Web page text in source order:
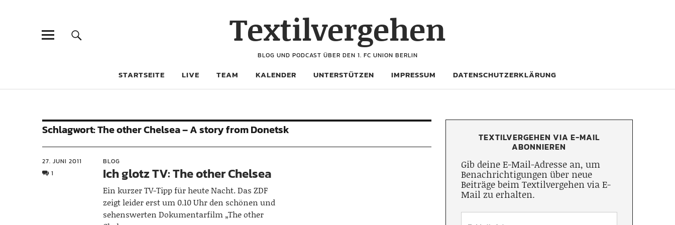
Textilvergehen
BLOG UND PODCAST ÜBER DEN 1. FC UNION BERLIN
STARTSEITE LIVE TEAM KALENDER UNTERSTÜTZEN IMPRESSUM DATENSCHUTZERKLÄRUNG
Schlagwort:The other Chelsea – A story from Donetsk
27. JUNI 2011
1
BLOG
Ich glotz TV: The other Chelsea
Ein kurzer TV-Tipp für heute Nacht. Das ZDF
zeigt leider erst um 0.10 Uhr den schönen und
sehenswerten Dokumentarfilm „The other
TEXTILVERGEHEN VIA E-MAIL
ABONNIEREN
Gib deine E-Mail-Adresse an, um
Benachrichtigungen über neue
Beiträge beim Textilvergehen via E-
Mail zu erhalten.